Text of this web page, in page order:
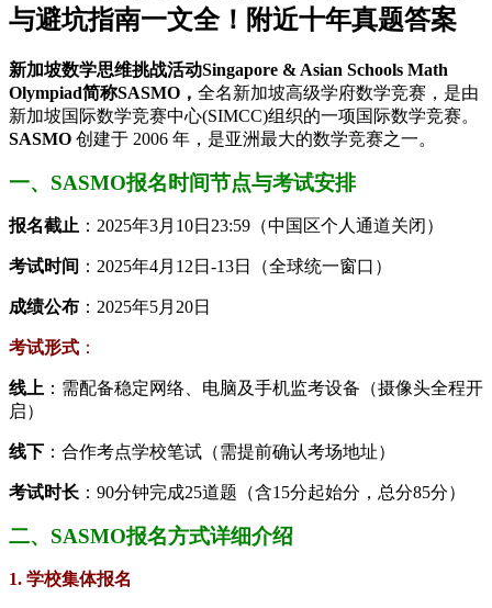
与避坑指南一文全！附近十年真题答案
新加坡数学思维挑战活动Singapore & Asian Schools Math
Olympiad简称SASMO， 全名新加坡高级学府数学竞赛，是由
新加坡国际数学竞赛中心(SIMCC)组织的一项国际数学竞赛。
SASMO 创建于 2006 年，是亚洲最大的数学竞赛之一。
一、SASMO报名时间节点与考试安排​
​报名截止​ ​：2025年3月10日23:59（中国区个人通道关闭）
​考试时间​ ​：2025年4月12日-13日（全球统一窗口）
​成绩公布​ ​：2025年5月20日
​考试形式​ ​：
​线上​ ​：需配备稳定网络、电脑及手机监考设备（摄像头全程开
启）
​线下​ ​：合作考点学校笔试（需提前确认考场地址）
​考试时长​ ​：90分钟完成25道题（含15分起始分，总分85分）
二、SASMO报名方式详细介绍
​1. 学校集体报名​